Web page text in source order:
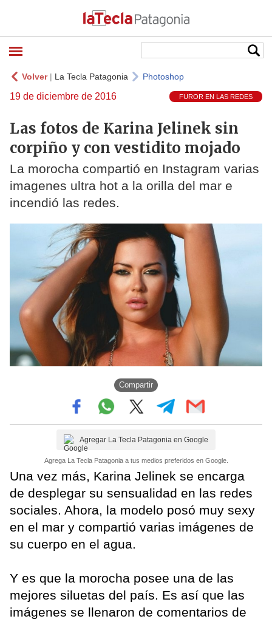
Volver| La Tecla Patagonia Photoshop
19 de diciembre de 2016 FUROR EN LAS REDES
Las fotos de Karina Jelinek sin
corpiño y con vestidito mojado
La morocha compartió en Instagram varias
imagenes ultra hot a la orilla del mar e
incendió las redes.
Compartir
Agregar La Tecla Patagonia en Google
Agrega La Tecla Patagonia a tus medios preferidos en Google.
Una vez más, Karina Jelinek se encarga
de desplegar su sensualidad en las redes
sociales. Ahora, la modelo posó muy sexy
en el mar y compartió varias imágenes de
su cuerpo en el agua.
Y es que la morocha posee una de las
mejores siluetas del país. Es así que las
imágenes se llenaron de comentarios de